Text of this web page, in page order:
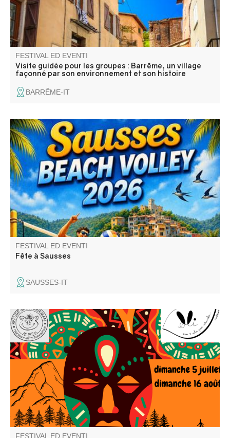
FESTIVAL ED EVENTI
Visite guidée pour les groupes : Barrême, un village
façonné par son environnement et son histoire
BARRÊME-IT
Fête avec repas festif, concours de boules, défilé aux
lampions, atelier enfants, bal le samedi, tournoi de Beach-
Volley, barbecue party et bal masqué "Anges et Démon"
le dimanche.
FESTIVAL ED EVENTI
Fête à Sausses
SAUSSES-IT
Elli la conteuse et l'équipe du refuge vous proposent une
repas contes ou un café gourmand contes. Balade
recommandée aux bons marcheurs.
FESTIVAL ED EVENTI